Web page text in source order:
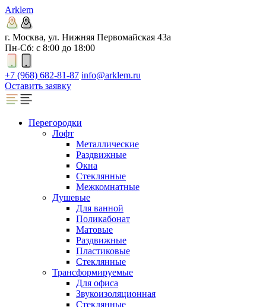
Arklem
г. Москва, ул. Нижняя Первомайская 43а
Пн-Сб: с 8:00 до 18:00
+7 (968) 682-81-87 info@arklem.ru
Оставить заявку
Перегородки
Лофт
Металлические
Раздвижные
Окна
Стеклянные
Межкомнатные
Душевые
Для ванной
Поликабонат
Матовые
Раздвижные
Пластиковые
Стеклянные
Трансформируемые
Для офиса
Звукоизоляционная
Стеклянные